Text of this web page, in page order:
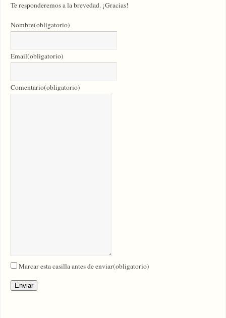
Te responderemos a la brevedad. ¡Gracias!
Nombre(obligatorio)
Email(obligatorio)
Comentario(obligatorio)
Marcar esta casilla antes de enviar(obligatorio)
Enviar